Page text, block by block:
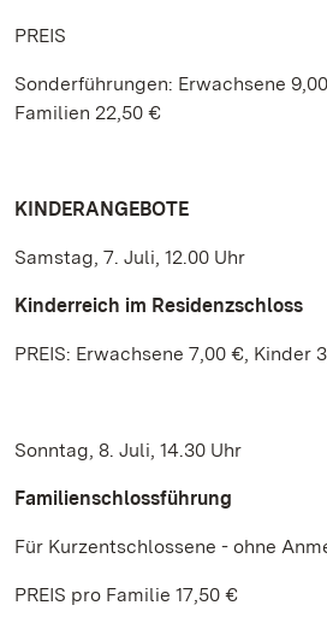
PREIS
Sonderführungen: Erwachsene
Familien 22,50 €
KINDERANGEBOTE
Samstag, 7. Juli, 12.00 Uhr
Kinderreich im Residenzschloss
PREIS: Erwachsene 7,00 €, Kinder
Sonntag, 8. Juli, 14.30 Uhr
Familienschlossführung
Für Kurzentschlossene - ohne
PREIS pro Familie 17,50 €